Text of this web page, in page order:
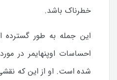
خطرناک باشد.
این جمله به طور گسترده
احساسات اوپنهایمر در
شده است. او از این که